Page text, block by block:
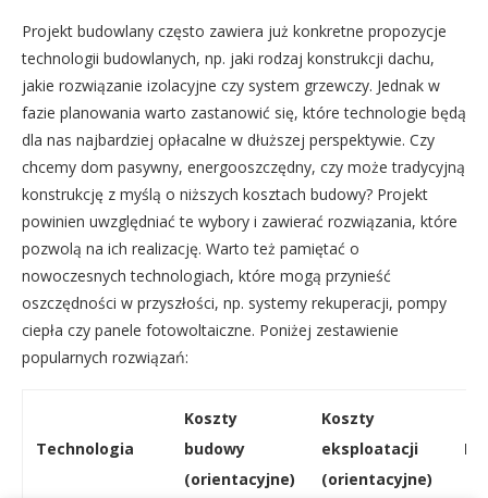
Projekt budowlany często zawiera już konkretne propozycje
technologii budowlanych, np. jaki rodzaj konstrukcji dachu,
jakie rozwiązanie izolacyjne czy system grzewczy. Jednak w
fazie planowania warto zastanowić się, które technologie będą
dla nas najbardziej opłacalne w dłuższej perspektywie. Czy
chcemy dom pasywny, energooszczędny, czy może tradycyjną
konstrukcję z myślą o niższych kosztach budowy? Projekt
powinien uwzględniać te wybory i zawierać rozwiązania, które
pozwolą na ich realizację. Warto też pamiętać o
nowoczesnych technologiach, które mogą przynieść
oszczędności w przyszłości, np. systemy rekuperacji, pompy
ciepła czy panele fotowoltaiczne. Poniżej zestawienie
popularnych rozwiązań:
Technologia
Koszty
budowy
(orientacyjne)
Koszty
eksploatacji
(orientacyjne)